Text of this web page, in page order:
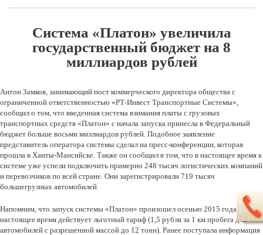
Система «Платон» увеличила
государственный бюджет на 8
миллиардов рублей
Антон Замков, занимающий пост коммерческого директора общества с
ограниченной ответственностью «РТ-Инвест Транспортные Системы»,
сообщил о том, что введенная система взимания платы с грузовых
транспортных средств «Платон» с начала запуска принесла в Федеральный
бюджет больше восьми миллиардов рублей. Подобное заявление
представитель оператора системы сделал на пресс-конференции, которая
прошла в Ханты-Мансийске. Также он сообщил в том, что в настоящее время к
системе уже успели подключить примерно 248 тысяч логистических компаний
и перевозчиков по всей стране. Они зарегистрировали 719 тысяч
большегрузных автомобилей.
Напомним, что запуск системы «Платон» произошел осенью 2015 года. В
настоящее время действует льготный тариф (1,5 рубля за 1 км пробега для
автомобилей с разрешенной массой до 12 тонн). Ранее поступала информация